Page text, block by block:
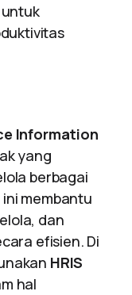
Information
yang
berbagai
membantu
dan
efisien. Di
HRIS
hal